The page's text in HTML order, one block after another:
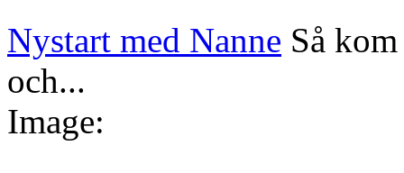
Nystart med Nanne Så
och...
Image: